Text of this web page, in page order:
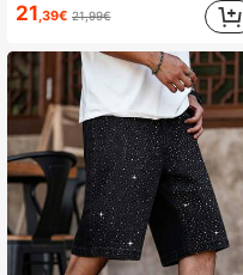
21,39€ 21,99€